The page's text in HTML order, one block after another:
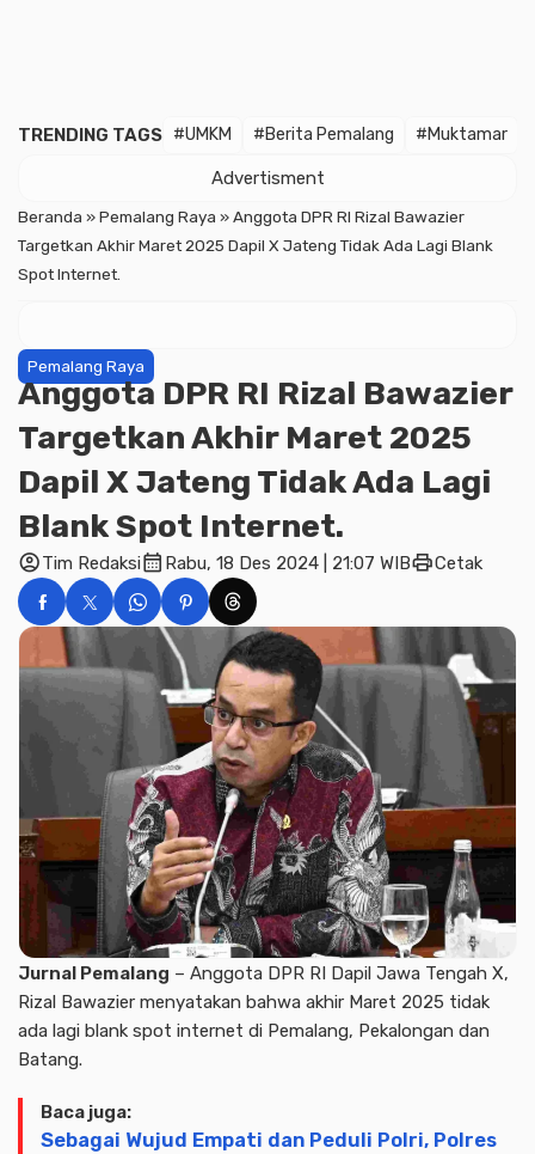
TRENDING TAGS #UMKM #Berita Pemalang #Muktamar
Advertisment
Beranda »Pemalang Raya »Anggota DPR RI Rizal Bawazier
Targetkan Akhir Maret 2025 Dapil X Jateng Tidak Ada Lagi Blank
Spot Internet.
Pemalang Raya
Anggota DPR RI Rizal Bawazier
Targetkan Akhir Maret 2025
Dapil X Jateng Tidak Ada Lagi
Blank Spot Internet.
account_circleTim Redaksicalendar_month Rabu, 18 Des 2024 | 21:07 WIBprintCetak
Jurnal Pemalang – Anggota DPR RI Dapil Jawa Tengah X,
Rizal Bawazier menyatakan bahwa akhir Maret 2025 tidak
ada lagi blank spot internet di Pemalang, Pekalongan dan
Batang.
Baca juga:
Sebagai Wujud Empati dan Peduli Polri, Polres